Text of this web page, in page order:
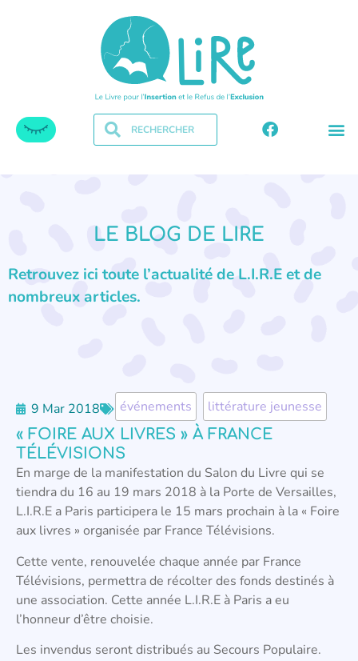
LE BLOG DE LIRE
Retrouvez ici toute l’actualité de L.I.R.E et de
nombreux articles.
9 Mar 2018 événements littérature jeunesse
« FOIRE AUX LIVRES » À FRANCE
TÉLÉVISIONS
En marge de la manifestation du Salon du Livre qui se
tiendra du 16 au 19 mars 2018 à la Porte de Versailles,
L.I.R.E a Paris participera le 15 mars prochain à la « Foire
aux livres » organisée par France Télévisions.
Cette vente, renouvelée chaque année par France
Télévisions, permettra de récolter des fonds destinés à
une association. Cette année L.I.R.E à Paris a eu
l’honneur d’être choisie.
Les invendus seront distribués au Secours Populaire.